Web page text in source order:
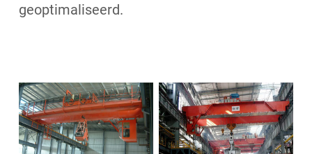
geoptimaliseerd.